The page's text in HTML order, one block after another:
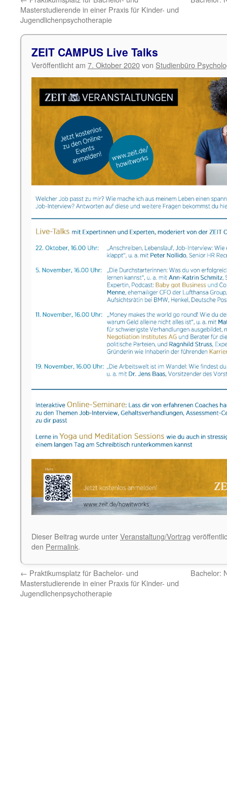
Masterstudierende in einer Praxis für Kinder- und
Jugendlichenpsychotherapie
ZEIT CAMPUS Live Talks
Veröffentlicht am 7. Oktober 2020von Studienbüro
Dieser Beitrag wurde unterVeranstaltung/Vortrag
den Permalink.
← Praktikumsplatz für Bachelor- und
Masterstudierende in einer Praxis für Kinder- und
Jugendlichenpsychotherapie
Bachelor: